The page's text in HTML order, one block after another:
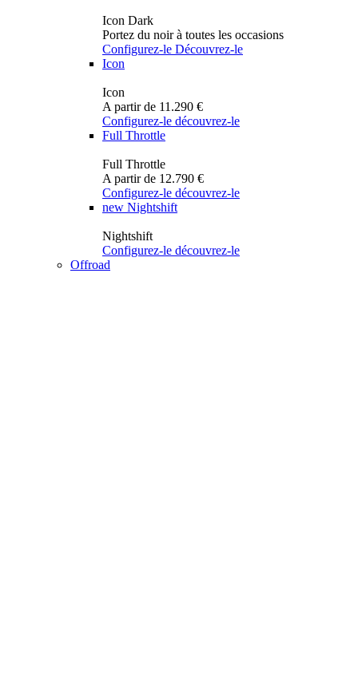
Icon Dark
Portez du noir à toutes les occasions
Configurez-le Découvrez-le
Icon
Icon
A partir de 11.290 €
Configurez-le découvrez-le
Full Throttle
Full Throttle
A partir de 12.790 €
Configurez-le découvrez-le
new Nightshift
Nightshift
Configurez-le découvrez-le
Offroad